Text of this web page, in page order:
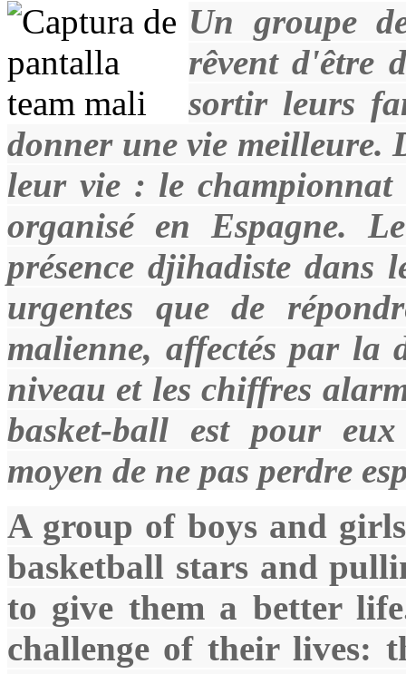
Un groupe
rêvent d'être
sortir leurs
donner une vie meilleure.
leur vie : le championnat
organisé en Espagne.
présence djihadiste
urgentes que de
malienne, affectés par la
niveau et les chiffres
basket-ball est pour
moyen de ne pas perdre
A group of boys and
basketball stars and
to give them a better
challenge of their lives: